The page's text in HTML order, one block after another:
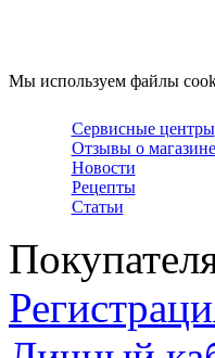
Мы используем файлы
Сервисные центры
Отзывы о магазине
Новости
Рецепты
Статьи